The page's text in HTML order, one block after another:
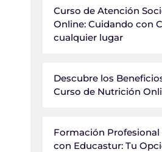
Curso de Atención
Online: Cuidando con
cualquier lugar
Descubre los
Curso de Nutrición
Formación Profesional
con Educastur: Tu